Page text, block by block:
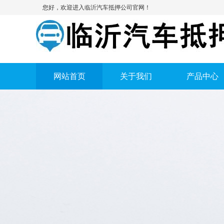
您好，欢迎进入临沂汽车抵押公司官网！
网站首页 关于我们 产品中心